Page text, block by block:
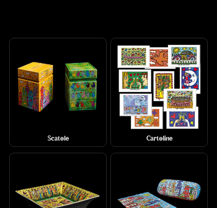
Scatole Cartoline